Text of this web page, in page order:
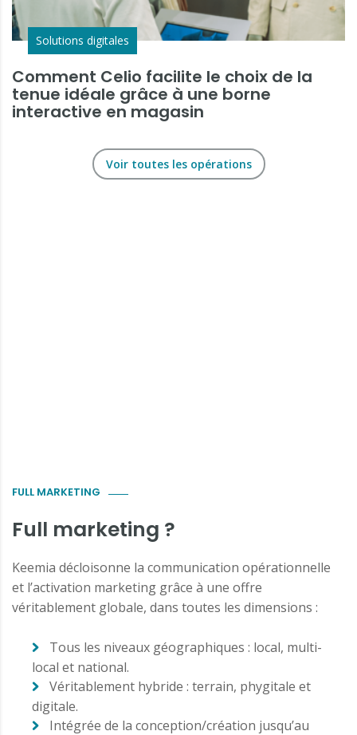
Solutions digitales
Comment Celio facilite le choix de la
tenue idéale grâce à une borne
interactive en magasin
Voir toutes les opérations
FULL MARKETING
Full marketing ?
Keemia décloisonne la communication opérationnelle
et l’activation marketing grâce à une offre
véritablement globale, dans toutes les dimensions :
Tous les niveaux géographiques : local, multi-
local et national.
Véritablement hybride : terrain, phygitale et
digitale.
Intégrée de la conception/création jusqu’au